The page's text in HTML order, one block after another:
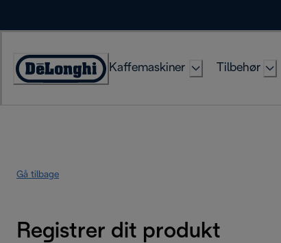
Accessibility
Kaffemaskiner Tilbehør
Gå tilbage
Registrer dit produkt